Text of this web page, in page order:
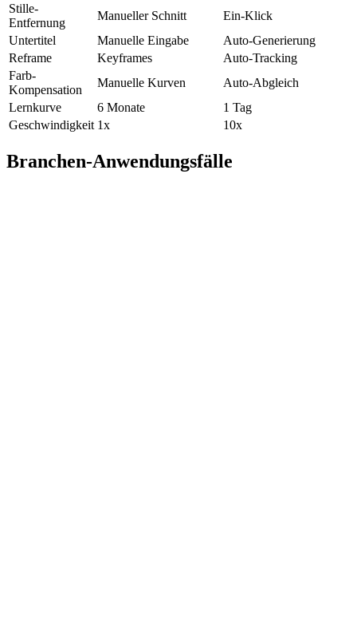
Stille-
Entfernung
Manueller Schnitt
Ein-Klick
Untertitel
Manuelle Eingabe
Auto-Generierung
Reframe
Keyframes
Auto-Tracking
Farb-
Kompensation
Manuelle Kurven
Auto-Abgleich
Lernkurve
6 Monate
1 Tag
Geschwindigkeit 1x 10x
Branchen-Anwendungsfälle